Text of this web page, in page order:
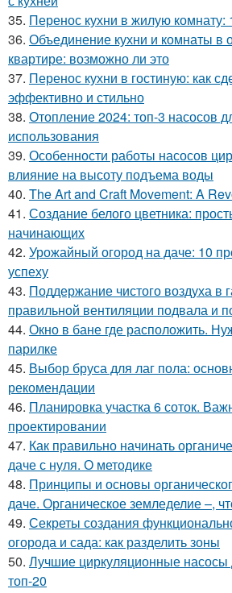
35. Перенос кухни в жилую
36. Объединение кухни и комнаты в
квартире: возможно ли это
37. Перенос кухни в гостиную: как
эффективно и стильно
38. Отопление 2024: топ-3 насосов
использования
39. Особенности работы насосов
влияние на высоту подъема воды
40. The Art and Craft Movement: A
41. Создание белого цветника:
начинающих
42. Урожайный огород на даче: 10
успеху
43. Поддержание чистого воздуха в
правильной вентиляции подвала и
44. Окно в бане где расположить.
парилке
45. Выбор бруса для лаг пола:
рекомендации
46. Планировка участка 6 соток.
проектировании
47. Как правильно начинать
даче с нуля. О методике
48. Принципы и основы
даче. Органическое земледелие –,
49. Секреты создания
огорода и сада: как разделить зоны
50. Лучшие циркуляционные
топ-20